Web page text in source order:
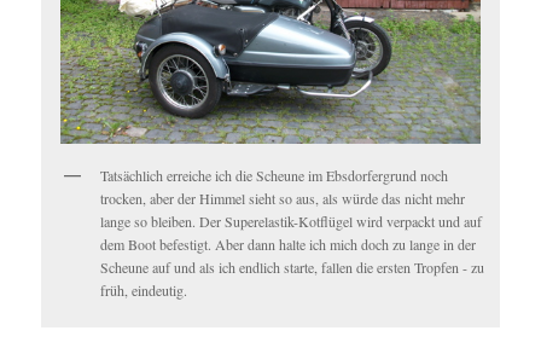
Tatsächlich erreiche ich die Scheune im Ebsdorfergrund noch
trocken, aber der Himmel sieht so aus, als würde das nicht mehr
lange so bleiben. Der Superelastik-Kotflügel wird verpackt und auf
dem Boot befestigt. Aber dann halte ich mich doch zu lange in der
Scheune auf und als ich endlich starte, fallen die ersten Tropfen - zu
früh, eindeutig.